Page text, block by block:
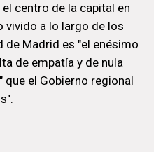
centro de la capital en
vivido a lo largo de los
de Madrid es "el enésimo
de empatía y de nula
el Gobierno regional